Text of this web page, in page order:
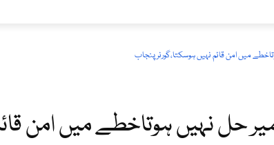
میں امن قائم نہیں ہوسکتا،گورنر پنجاب
نہیں ہوتاخطے میں امن